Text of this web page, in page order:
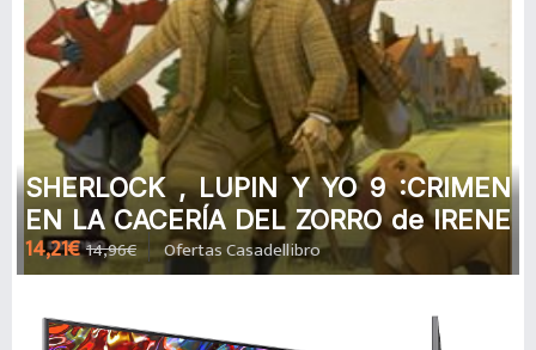
SHERLOCK , LUPIN Y YO 9 :CRIMEN
EN LA CACERÍA DEL ZORRO de IRENE
ADLER
14,21€ 14,96€ Ofertas Casadellibro